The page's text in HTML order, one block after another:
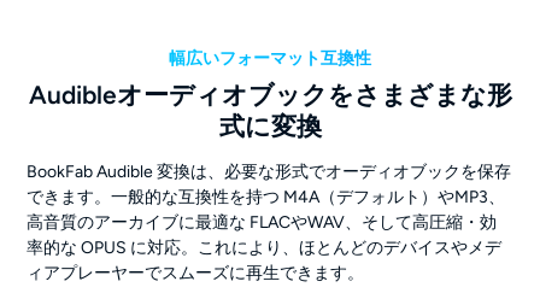
幅広いフォーマット互換性
Audibleオーディオブックをさまざまな形
式に変換
BookFab Audible 変換は、必要な形式でオーディオブックを保存
できます。一般的な互換性を持つ M4A（デフォルト）やMP3、
高音質のアーカイブに最適な FLACやWAV、そして高圧縮・効
率的な OPUS に対応。これにより、ほとんどのデバイスやメデ
ィアプレーヤーでスムーズに再生できます。